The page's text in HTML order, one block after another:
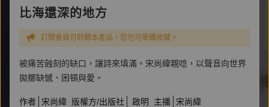
比海還深的地方
訂閱會員可聆聽本產品，您也可單購收藏。
被痛苦蝕刻的缺口，讓詩來填滿。宋尚緯親唸，以聲音向世界
拋擲缺憾、困頓與愛。
作者 宋尚緯 版權方/出版社 啟明 主播 宋尚緯